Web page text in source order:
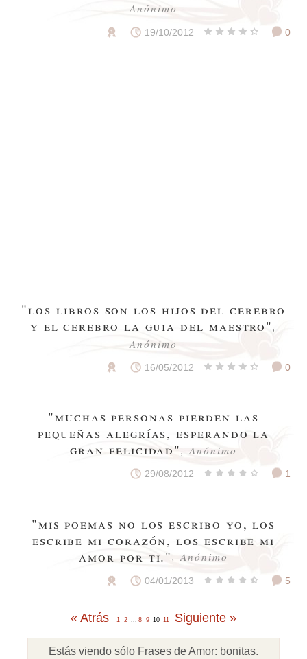
Anónimo
19/10/2012 0
"los libros son los hijos del cerebro
y el cerebro la guia del maestro",
Anónimo
16/05/2012 0
"muchas personas pierden las
pequeñas alegrías, esperando la
gran felicidad", Anónimo
29/08/2012 1
"mis poemas no los escribo yo, los
escribe mi corazón, los escribe mi
amor por ti.", Anónimo
04/01/2013 5
« Atrás 1 2 ... 8 9 10 11 Siguiente »
Estás viendo sólo Frases de Amor: bonitas.